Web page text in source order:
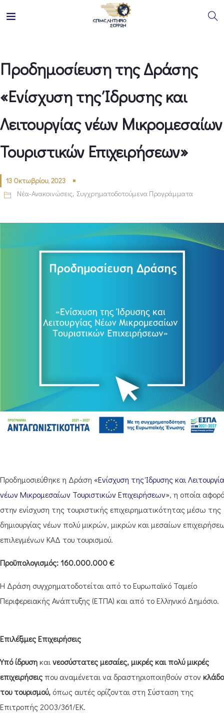
Προδημοσίευση της Δράσης
«Ενίσχυση της Ίδρυσης και
Λειτουργίας νέων Μικρομεσαίων
Τουριστικών Επιχειρήσεων»
13 Οκτωβρίου, 2023
Νέα-Ανακοινώσεις, Συγχρηματοδοτούμενα Προγράμματα
Προδημοσιεύθηκε η Δράση «Ενίσχυση της Ίδρυσης και
νέων Μικρομεσαίων Τουριστικών Επιχειρήσεων», η οποία
στην ενίσχυση της τουριστικής επιχειρηματικότητας μέσω της
δημιουργίας νέων πολύ μικρών, μικρών και μεσαίων
επιλεγμένων ΚΑΔ του τουρισμού.
Προϋπολογισμός:160.000.000 €
Η Δράση συγχρηματοδοτείται από το Ευρωπαϊκό Ταμείο
Περιφερειακής Ανάπτυξης (ΕΤΠΑ) και από το Ελληνικό Δημόσιο.
Επιλέξιμες Επιχειρήσεις
Υπό ίδρυσηκαι νεοσύστατες μεσαίες, μικρές και πολύ μικρές
επιχειρήσεις που αναμένεται να δραστηριοποιηθούν στον κλάδο
του τουρισμού, όπως αυτές ορίζονται στη Σύσταση της
Επιτροπής 2003/361/ΕΚ.